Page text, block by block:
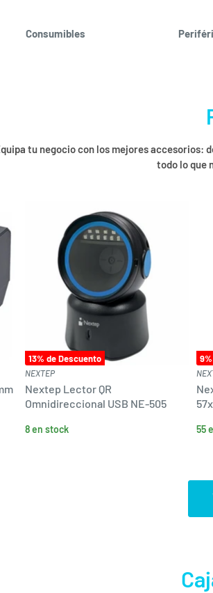
Consumibles
tu negocio con los mejores accesorios:
todo lo que
13% de Descuento
NEXTEP
Nextep Lector QR
Omnidireccional USB NE-505
8 en stock
9
55